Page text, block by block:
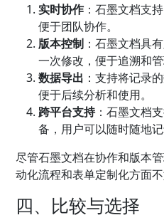
实时协作：石墨文档支
便于团队协作。
版本控制 ：石墨文档具
一次修改，便于追溯和管
数据导出 ：支持将记录
便于后续分析和使用。
跨平台支持：石墨文档
备，用户可以随时随地记
尽管石墨文档在协作和版本
动化流程和表单定制化方面不
四、比较与选择